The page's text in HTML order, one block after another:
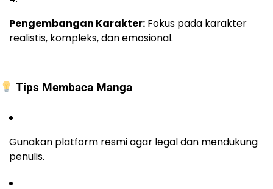
Pengembangan Karakter: Fokus pada karakter
realistis, kompleks, dan emosional.
Tips Membaca Manga
Gunakan platform resmi agar legal dan mendukung
penulis.